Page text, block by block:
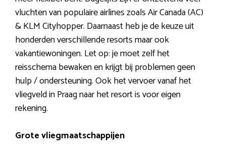
vluchten van populaire airlines zoals Air Canada (AC)
& KLM Cityhopper. Daarnaast heb je de keuze uit
honderden verschillende resorts maar ook
vakantiewoningen. Let op: je moet zelf het
reisschema bewaken en krijgt bij problemen geen
hulp / ondersteuning. Ook het vervoer vanaf het
vliegveld in Praag naar het resort is voor eigen
rekening.
Grote vliegmaatschappijen